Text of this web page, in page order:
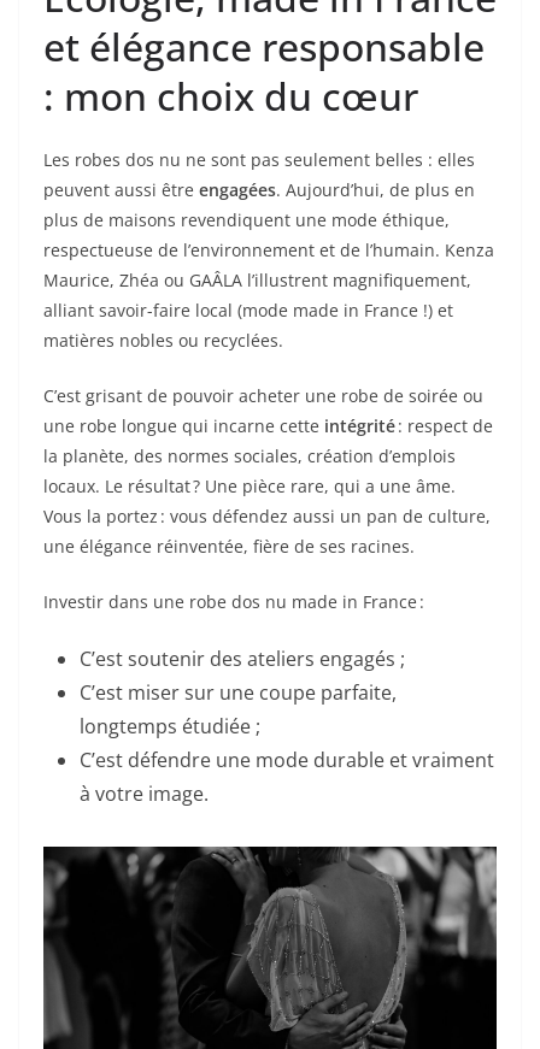
et élégance responsable
: mon choix du cœur
Les robes dos nu ne sont pas seulement belles : elles
peuvent aussi être engagées. Aujourd’hui, de plus en
plus de maisons revendiquent une mode éthique,
respectueuse de l’environnement et de l’humain. Kenza
Maurice, Zhéa ou GAÂLA l’illustrent magnifiquement,
alliant savoir-faire local (mode made in France !) et
matières nobles ou recyclées.
C’est grisant de pouvoir acheter une robe de soirée ou
une robe longue qui incarne cette intégrité: respect de
la planète, des normes sociales, création d’emplois
locaux. Le résultat ? Une pièce rare, qui a une âme.
Vous la portez : vous défendez aussi un pan de culture,
une élégance réinventée, fière de ses racines.
Investir dans une robe dos nu made in France :
C’est soutenir des ateliers engagés ;
C’est miser sur une coupe parfaite,
longtemps étudiée ;
C’est défendre une mode durable et vraiment
à votre image.